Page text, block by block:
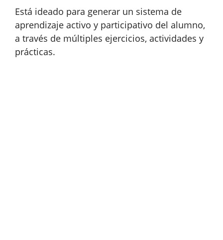
Está ideado para generar un sistema de
aprendizaje activo y participativo del alumno,
a través de múltiples ejercicios, actividades y
prácticas.